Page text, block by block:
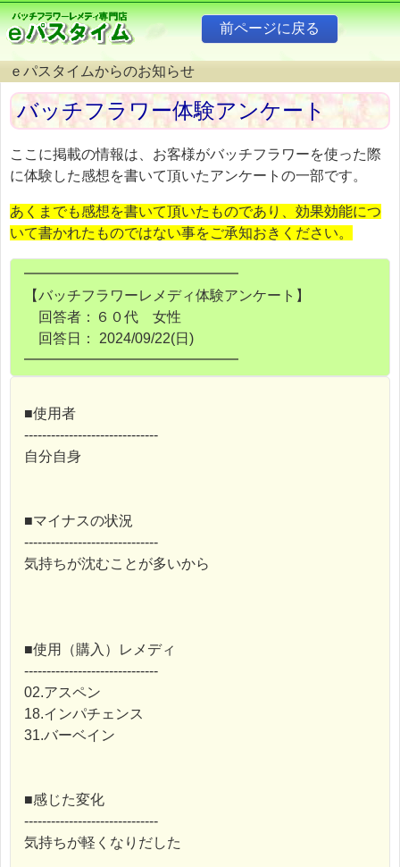
ｅパスタイムからのお知らせ
バッチフラワー体験アンケート
ここに掲載の情報は、お客様がバッチフラワーを使った際
に体験した感想を書いて頂いたアンケートの一部です。
あくまでも感想を書いて頂いたものであり、効果効能につ
いて書かれたものではない事をご承知おきください。
━━━━━━━━━━━━━━━
【バッチフラワーレメディ体験アンケート】
回答者：６０代 女性
回答日： 2024/09/22(日)
━━━━━━━━━━━━━━━
■使用者
------------------------------
自分自身
■マイナスの状況
------------------------------
気持ちが沈むことが多いから
■使用（購入）レメディ
------------------------------
02.アスペン
18.インパチェンス
31.バーベイン
■感じた変化
------------------------------
気持ちが軽くなりだした